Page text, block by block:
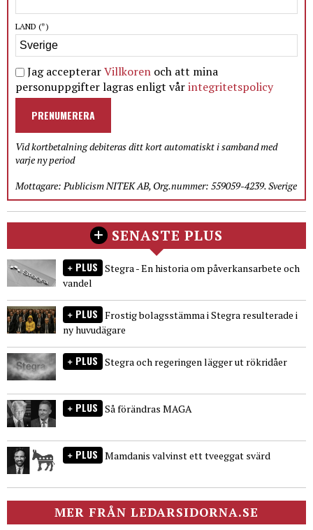
LAND (*)
Jag accepterarVillkoren och att mina
personuppgifter lagras enligt vårintegritetspolicy
PRENUMERERA
Vid kortbetalning debiteras ditt kort automatiskt i samband med
varje ny period
Mottagare: Publicism NITEK AB, Org.nummer: 559059-4239. Sverige
SENASTE PLUS
PLUS Stegra - En historia om påverkansarbete och
vandel
PLUS Frostig bolagsstämma i Stegra resulterade i
ny huvudägare
PLUS Stegra och regeringen lägger ut rökridåer
PLUS Så förändras MAGA
PLUS Mamdanis valvinst ett tveeggat svärd
MER FRÅN LEDARSIDORNA.SE